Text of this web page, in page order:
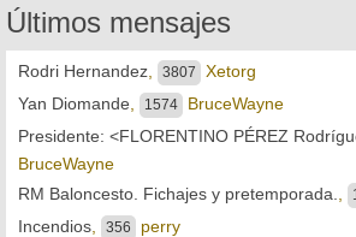
Últimos mensajes
Rodri Hernandez 3807
Xetorg
Yan Diomande
1574
BruceWayne
Presidente: <FLORENTINO PÉREZ
BruceWayne
RM Baloncesto. Fichajes y pretemporada.
Incendios
356
perry